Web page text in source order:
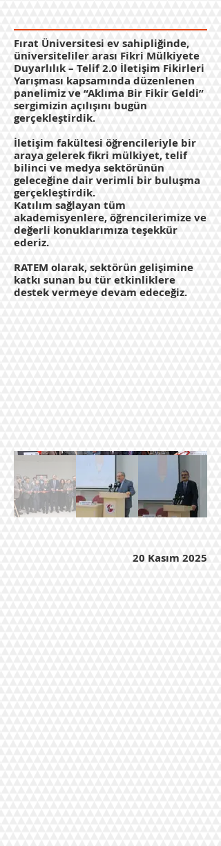
Fırat Üniversitesi ev sahipliğinde,
üniversiteliler arası Fikri Mülkiyete
Duyarlılık – Telif 2.0 İletişim Fikirleri
Yarışması kapsamında düzenlenen
panelimiz ve “Aklıma Bir Fikir Geldi”
sergimizin açılışını bugün
gerçekleştirdik.
İletişim fakültesi öğrencileriyle bir
araya gelerek fikri mülkiyet, telif
bilinci ve medya sektörünün
geleceğine dair verimli bir buluşma
gerçekleştirdik.
Katılım sağlayan tüm
akademisyenlere, öğrencilerimize ve
değerli konuklarımıza teşekkür
ederiz.
RATEM olarak, sektörün gelişimine
katkı sunan bu tür etkinliklere
destek vermeye devam edeceğiz.
20 Kasım 2025